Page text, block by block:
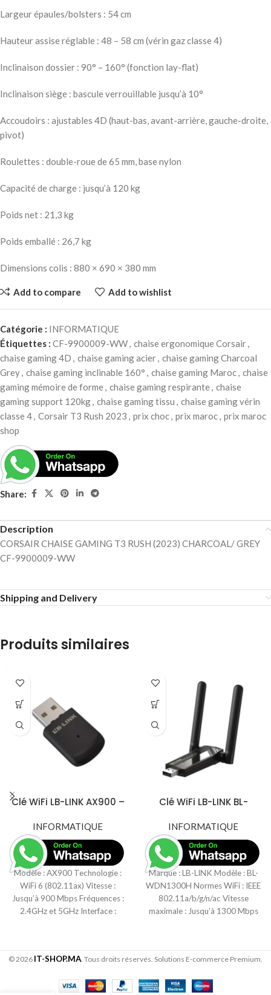
Largeur épaules/bolsters : 54 cm
Hauteur assise réglable : 48 – 58 cm (vérin gaz classe 4)
Inclinaison dossier : 90° – 160° (fonction lay-flat)
Inclinaison siège : bascule verrouillable jusqu’à 10°
Accoudoirs : ajustables 4D (haut-bas, avant-arrière, gauche-droite,
pivot)
Roulettes : double-roue de 65 mm, base nylon
Capacité de charge : jusqu’à 120 kg
Poids net : 21,3 kg
Poids emballé : 26,7 kg
Dimensions colis : 880 × 690 × 380 mm
Add to compare Add to wishlist
Catégorie : INFORMATIQUE
Étiquettes : CF-9900009-WW, chaise ergonomique Corsair,
chaise gaming 4D , chaise gaming acier, chaise gaming Charcoal
Grey, chaise gaming inclinable 160° , chaise gaming Maroc, chaise
gaming mémoire de forme, chaise gaming respirante, chaise
gaming support 120kg, chaise gaming tissu , chaise gaming vérin
classe 4, Corsair T3 Rush 2023 , prix choc, prix maroc, prix maroc
shop
Share:
Description
CORSAIR CHAISE GAMING T3 RUSH (2023) CHARCOAL/ GREY
CF-9900009-WW
Shipping and Delivery
Produits similaires
Clé WiFi LB-LINK AX900 –
Ultra Haut Débit
INFORMATIQUE
Modèle : AX900 Technologie :
WiFi 6 (802.11ax) Vitesse :
Jusqu’à 900 Mbps Fréquences :
2.4GHz et 5GHz Interface :
Clé WiFi LB-LINK BL-
Double Bande –
Antennes 2×6 dBi – USB
3.0
INFORMATIQUE
Marque : LB-LINK Modèle : BL-
WDN1300H Normes WiFi : IEEE
802.11a/b/g/n/ac Vitesse
maximale : Jusqu’à 1300 Mbps
© 2026 IT-SHOP.MA. Tous droits réservés. Solutions E-commerce Premium.